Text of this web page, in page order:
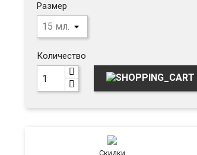
Размер
Количество
Скидки